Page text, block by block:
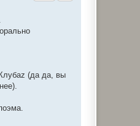
(да да, вы